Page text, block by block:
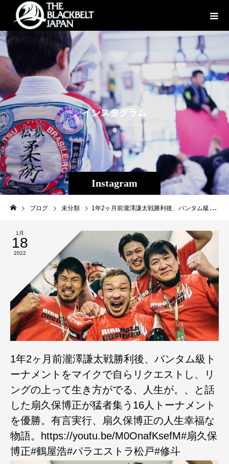
Instagram
インスタグラ ム
ブログ 未分類 1年2ヶ月前瀧澤謙太戦勝利後、バンタム級トーナメントをマイクで自らリクエストし、リングの上って生き方がでる、人生が。、と話した扇久保博正が猛者集う16人トーナメントを優勝。有言実行、扇久保博正の人生幸福な物語。https://youtu.be/M0OnafKsefM#扇久保博正#鶴屋浩#パラエストラ松戸#修斗
1月
18
2022
1年2ヶ月前瀧澤謙太戦勝利後、バンタム級ト
ーナメントをマイクで自らリクエストし、リ
ングの上って生き方がでる、人生が。、と話
した扇久保博正が猛者集う16人トーナメント
を優勝。有言実行、扇久保博正の人生幸福な
物語。https://youtu.be/M0OnafKsefM#扇久保
博正#鶴屋浩#パラエストラ松戸#修斗